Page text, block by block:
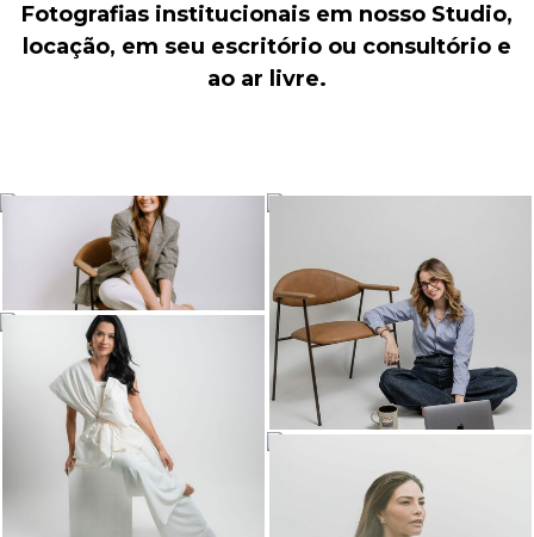
Fotografias institucionais em nosso Studio,
locação, em seu escritório ou consultório e
ao ar livre.